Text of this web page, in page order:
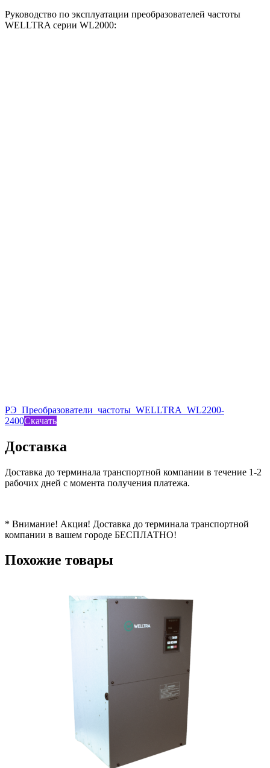
Руководство по эксплуатации преобразователей частоты
WELLTRA серии WL2000:
РЭ_Преобразователи_частоты_WELLTRA_WL2200-
2400Скачать
Доставка
Доставка до терминала транспортной компании в течение 1-2
рабочих дней с момента получения платежа.
* Внимание! Акция! Доставка до терминала транспортной
компании в вашем городе БЕСПЛАТНО!
Похожие товары